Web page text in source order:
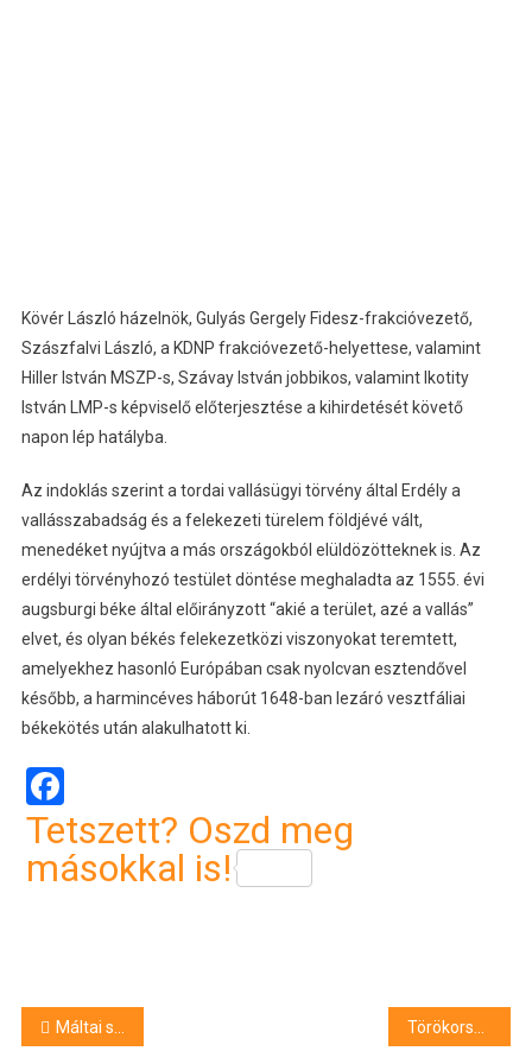
Kövér László házelnök, Gulyás Gergely Fidesz-frakcióvezető,
Szászfalvi László, a KDNP frakcióvezető-helyettese, valamint
Hiller István MSZP-s, Szávay István jobbikos, valamint Ikotity
István LMP-s képviselő előterjesztése a kihirdetését követő
napon lép hatályba.
Az indoklás szerint a tordai vallásügyi törvény által Erdély a
vallásszabadság és a felekezeti türelem földjévé vált,
menedéket nyújtva a más országokból elüldözötteknek is. Az
erdélyi törvényhozó testület döntése meghaladta az 1555. évi
augsburgi béke által előirányzott “akié a terület, azé a vallás”
elvet, és olyan békés felekezetközi viszonyokat teremtett,
amelyekhez hasonló Európában csak nyolcvan esztendővel
később, a harmincéves háborút 1648-ban lezáró vesztfáliai
békekötés után alakulhatott ki.
Facebook
Tetszett? Oszd meg
másokkal is!
Bejegyzés
Máltai szeretetszolgálat: figyeljenek jobban egymásra az emberek a hidegben!